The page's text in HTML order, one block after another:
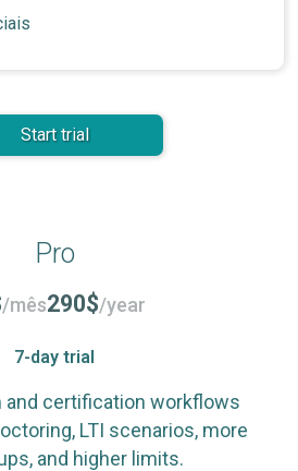
Start trial
Pro
/mês290$/year
7-day trial
and certification workflows
LTI scenarios, more
and higher limits.